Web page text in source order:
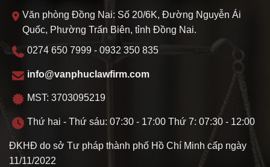
Văn phòng Đồng Nai: Số 20/6K, Đường Nguyễn Ái
Quốc, Phường Trấn Biên, tỉnh Đồng Nai.
0274 650 7999 - 0932 350 835
info@vanphuclawfirm.com
MST: 3703095219
Thứ hai - Thứ sáu: 07:30 - 17:00 Thứ 7: 07:30 - 12:00
ĐKHĐ do sở Tư pháp thành phố Hồ Chí Minh cấp ngày
11/11/2022